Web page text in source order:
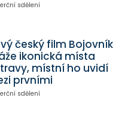
sdělení
český film Bojovník
ikonická místa
místní ho uvidí
prvními
sdělení